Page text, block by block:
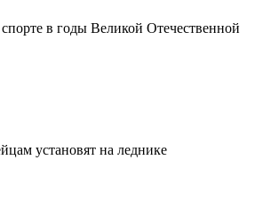
в годы Великой Отечественной
установят на леднике